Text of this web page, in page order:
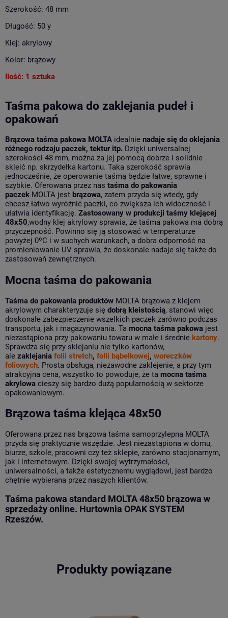
Szerokość: 48 mm
Długość: 50 y
Klej: akrylowy
Kolor: brązowy
Ilość: 1 sztuka
Taśma pakowa do zaklejania pudeł i
opakowań
Brązowa taśma pakowa MOLTA idealnie nadaje się do oklejania
różnego rodzaju paczek, tektur itp. Dzięki uniwersalnej
szerokości 48 mm, można za jej pomocą dobrze i solidnie
skleić np. skrzydełka kartonu. Taka szerokość sprawia
jednocześnie, że operowanie taśmą będzie łatwe, sprawne i
szybkie. Oferowana przez nas taśma do pakowania
paczek MOLTA jest brązowa, zatem przyda się wtedy, gdy
chcesz łatwo wyróżnić paczki, co zwiększa ich widoczność i
ułatwia identyfikację. Zastosowany w produkcji taśmy klejącej
48x50,wodny klej akrylowy sprawia, że taśma pakowa ma dobrą
przyczepność. Powinno się ją stosować w temperaturze
powyżej 0ºC i w suchych warunkach, a dobra odporność na
promieniowanie UV sprawia, że doskonale nadaje się także do
zastosowań zewnętrznych.
Mocna taśma do pakowania
Taśma do pakowania produktów MOLTA brązowa z klejem
akrylowym charakteryzuje się dobrą kleistością, stanowi więc
doskonałe zabezpieczenie wszelkich paczek zarówno podczas
transportu, jak i magazynowania. Ta mocna taśma pakowa jest
niezastąpiona przy pakowaniu towaru w małe i średnie kartony.
Sprawdza się przy sklejaniu nie tylko kartonów,
ale zaklejania folii stretch, folii bąbelkowej, woreczków
foliowych. Prosta obsługa, niezawodne zaklejenie, a przy tym
atrakcyjna cena, wszystko to powoduje, że ta mocna taśma
akrylowa cieszy się bardzo dużą popularnością w sektorze
opakowaniowym.
Brązowa taśma klejąca 48x50
Oferowana przez nas brązowa taśma samoprzylepna MOLTA
przyda się praktycznie wszędzie. Jest niezastąpiona w domu,
biurze, szkole, pracowni czy też sklepie, zarówno stacjonarnym,
jak i internetowym. Dzięki swojej wytrzymałości,
uniwersalności, a także estetycznemu wyglądowi, jest bardzo
chętnie wybierana przez naszych klientów.
Taśma pakowa standard MOLTA 48x50 brązowa w
sprzedaży online. Hurtownia OPAK SYSTEM
Rzeszów.
Produkty powiązane